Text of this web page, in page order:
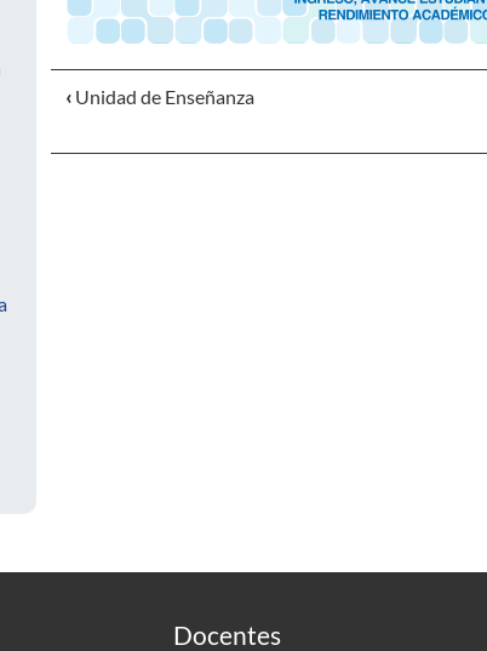
‹ Unidad de Enseñanza
Docentes